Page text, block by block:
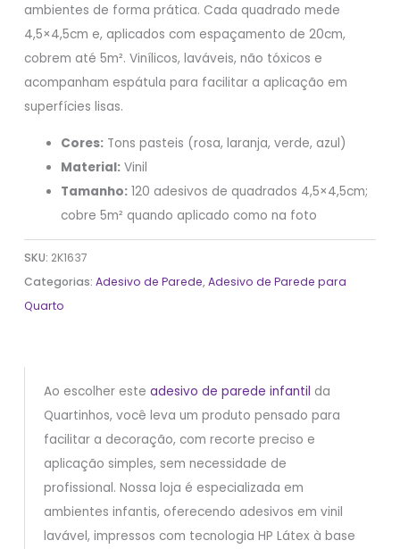
ambientes de forma prática. Cada quadrado mede
4,5×4,5cm e, aplicados com espaçamento de 20cm,
cobrem até 5m². Vinílicos, laváveis, não tóxicos e
acompanham espátula para facilitar a aplicação em
superfícies lisas.
Cores: Tons pasteis (rosa, laranja, verde, azul)
Material: Vinil
Tamanho: 120 adesivos de quadrados 4,5×4,5cm;
cobre 5m² quando aplicado como na foto
SKU: 2K1637
Categorias:Adesivo de Parede,Adesivo de Parede para
Quarto
Ao escolher este adesivo de parede infantil da
Quartinhos, você leva um produto pensado para
facilitar a decoração, com recorte preciso e
aplicação simples, sem necessidade de
profissional. Nossa loja é especializada em
ambientes infantis, oferecendo adesivos em vinil
lavável, impressos com tecnologia HP Látex à base